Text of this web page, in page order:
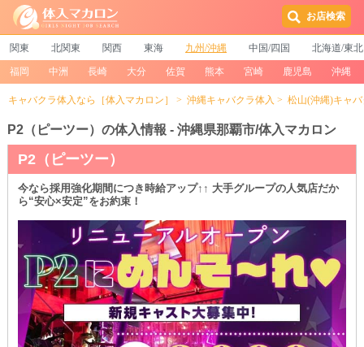
お店検索
関東 北関東 関西 東海 九州/沖縄 中国/四国 北海道/東北
福岡 中洲 長崎 大分 佐賀 熊本 宮崎 鹿児島 沖縄
キャバクラ体入なら［体入マカロン］ 沖縄キャバクラ体入 松山(沖縄)キャ
P2（ピーツー）の体入情報 - 沖縄県那覇市/体入マカロン
P2（ピーツー）
今なら採用強化期間につき時給アップ↑↑ 大手グループの人気店だか
ら“安心×安定”をお約束！